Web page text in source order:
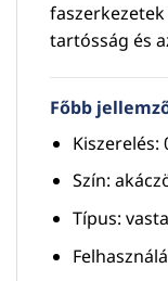
tartósság és
Főbb
Kiszerelés:
Szín:
Típus: